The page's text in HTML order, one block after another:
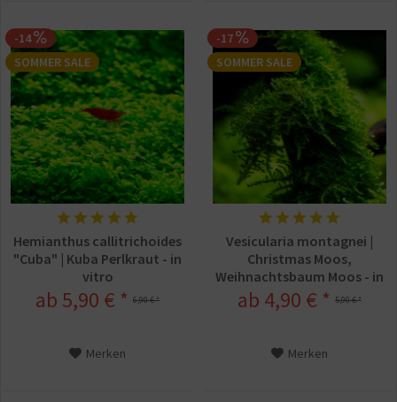
-14
SOMMER SALE
Hemianthus callitrichoides
"Cuba" | Kuba Perlkraut - in
vitro
6,90 € *
ab 5,90 € *
Merken
-17
SOMMER SALE
Vesicularia montagnei |
Christmas Moos,
Weihnachtsbaum Moos - in
vitro
5,90 € *
ab 4,90 € *
Merken